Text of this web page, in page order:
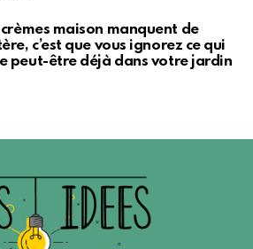
crèmes maison manquent de
c’est que vous ignorez ce qui
peut-être déjà dans votre jardin